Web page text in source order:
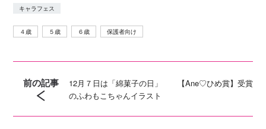
キャラフェス
４歳 ５歳 ６歳 保護者向け
前の記事
12月７日は「綿菓子の日」 【Ane♡ひめ賞】受賞
のふわもこちゃんイラスト